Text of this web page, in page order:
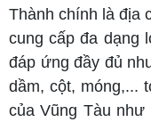
Thành chính là địa
cung cấp đa dạng
đáp ứng đầy đủ
dầm, cột, móng,...
của Vũng Tàu như